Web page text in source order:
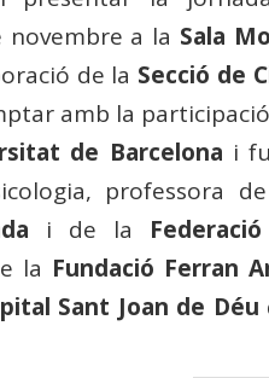
novembre a la Sala
de la Secció de
amb la
de Barcelona i
professora
i de la
la Fundació Ferran
Sant Joan de Déu